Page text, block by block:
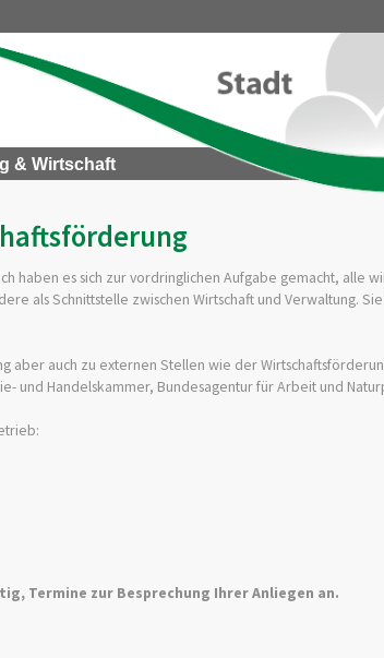
& Wirtschaft
haben es sich zur vordringlichen Aufgabe gemacht, alle
als Schnittstelle zwischen Wirtschaft und Verwaltung.
auch zu externen Stellen wie der
und Handelskammer, Bundesagentur für Arbeit und
Termine zur Besprechung Ihrer Anliegen an.